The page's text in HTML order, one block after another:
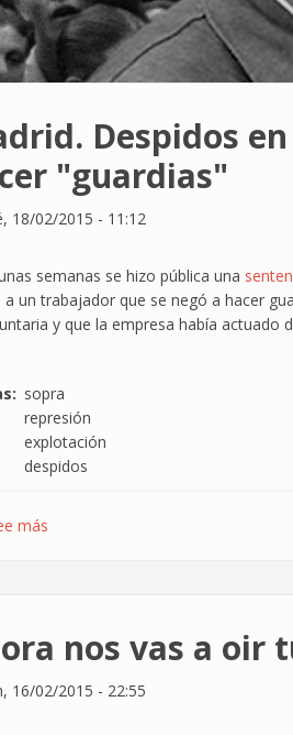
Despidos
"guardias"
18/02/2015 - 11:12
semanas se hizo pública una
a un trabajador que se negó a hacer
y que la empresa había actuado
sopra
represión
explotación
despidos
más
Group
negarse
nos vas a oir
16/02/2015 - 22:55